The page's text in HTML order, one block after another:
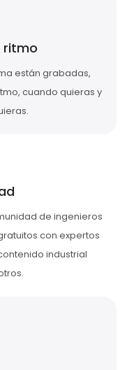
ritmo
están grabadas,
cuando quieras y
de ingenieros
con expertos
industrial